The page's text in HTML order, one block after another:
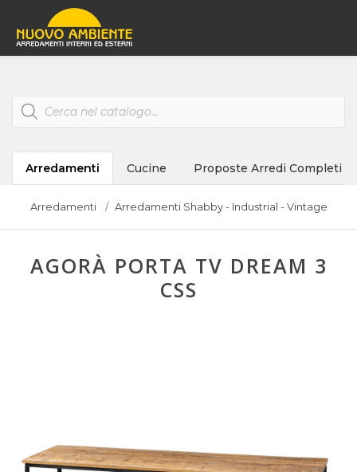
Products
search
Arredamenti Cucine Proposte Arredi Completi
Arredamenti Arredamenti Shabby - Industrial - Vintage
AGORÀ PORTA TV DREAM 3
CSS